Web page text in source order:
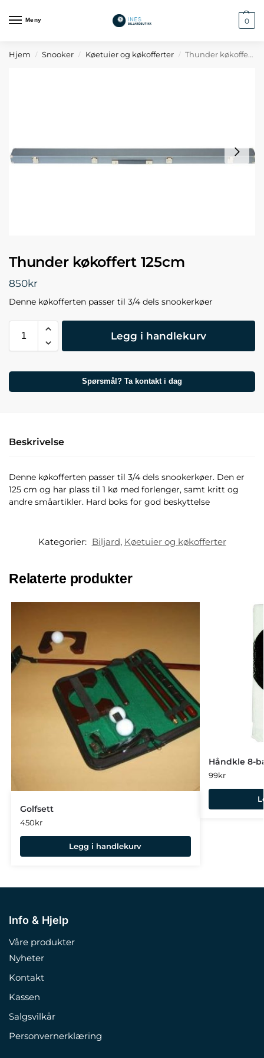
Meny 0
Hjem / Snooker / Køetuier og køkofferter / Thunder køkoffert 125cm
Thunder køkoffert 125cm
850kr
Denne køkofferten passer til 3/4 dels snookerkøer
Legg i handlekurv
Spørsmål? Ta kontakt i dag
Beskrivelse
Denne køkofferten passer til 3/4 dels snookerkøer. Den er
125 cm og har plass til 1 kø med forlenger, samt kritt og
andre småartikler. Hard boks for god beskyttelse
Kategorier: Biljard, Køetuier og køkofferter
Relaterte produkter
Golfsett
450kr
Legg i handlekurv
Håndkle 8-
99kr
Info & Hjelp
Våre produkter
Nyheter
Kontakt
Kassen
Salgsvilkår
Personvernerklæring